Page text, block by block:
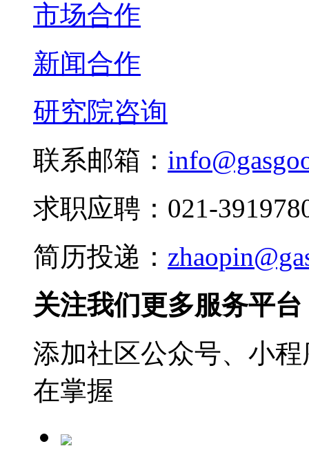
市场合作
新闻合作
研究院咨询
联系邮箱：
求职应聘：021-
简历投递：
关注我们更多服务平台
添加社区公众号、小
在掌握